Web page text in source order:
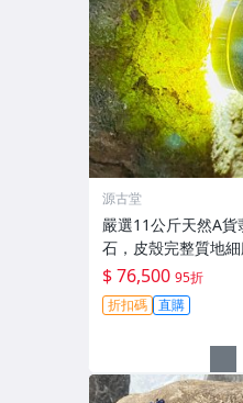
源古堂
嚴選11公斤天然A貨
石，皮殼完整質地細
適合作為雕刻手鐲材
冰膠感與熒光俱佳。
未開料精品，適合收
$ 76,500 95折
折扣碼 直購